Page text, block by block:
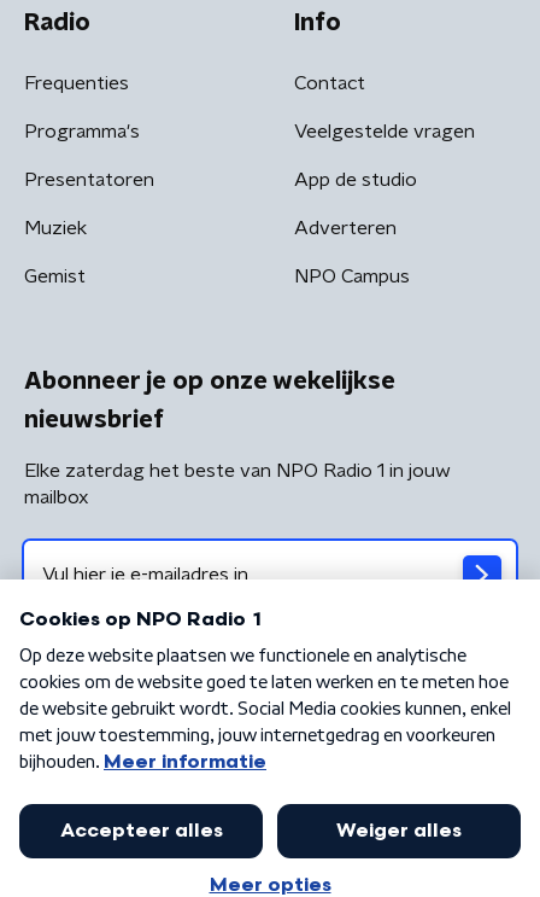
Radio
Frequenties
Programma's
Presentatoren
Muziek
Gemist
Info
Contact
Veelgestelde vragen
App de studio
Adverteren
NPO Campus
Abonneer je op onze wekelijkse
nieuwsbrief
Elke zaterdag het beste van NPO Radio 1 in jouw
mailbox
Algemene voorwaarden